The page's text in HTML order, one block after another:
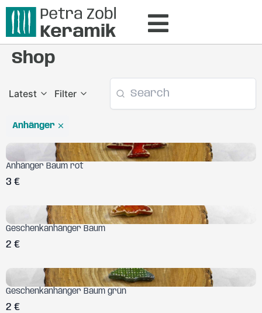
Shop
Latest Filter
Anhänger
Anhänger Baum rot
3 €
Geschenkanhänger Baum
2 €
Geschenkanhänger Baum grün
2 €